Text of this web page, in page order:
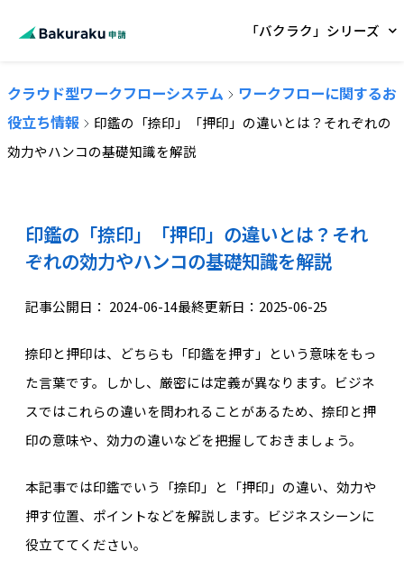
「バクラク」シリーズ
クラウド型ワークフローシステム
ワークフローに関するお
役立ち情報
印鑑の「捺印」「押印」の違いとは？それぞれの
効力やハンコの基礎知識を解説
印鑑の「捺印」「押印」の違いとは？それ
ぞれの効力やハンコの基礎知識を解説
記事公開日： 2024-06-14最終更新日：2025-06-25
捺印と押印は、どちらも「印鑑を押す」という意味をもっ
た言葉です。しかし、厳密には定義が異なります。ビジネ
スではこれらの違いを問われることがあるため、捺印と押
印の意味や、効力の違いなどを把握しておきましょう。
本記事では印鑑でいう「捺印」と「押印」の違い、効力や
押す位置、ポイントなどを解説します。ビジネスシーンに
役立ててください。